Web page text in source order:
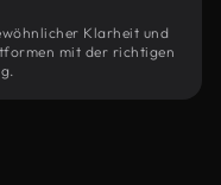
Klarheit und
mit der richtigen